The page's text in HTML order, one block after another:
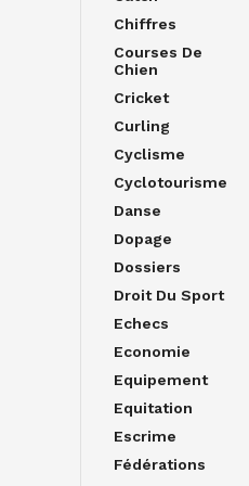
Chiffres
Courses De
Chien
Cricket
Curling
Cyclisme
Cyclotourisme
Danse
Dopage
Dossiers
Droit Du Sport
Echecs
Economie
Equipement
Equitation
Escrime
Fédérations